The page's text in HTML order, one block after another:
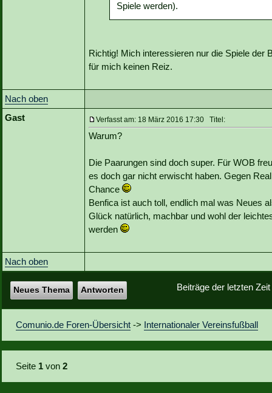
Spiele werden).
Richtig! Mich interessieren nur die Spiele der
für mich keinen Reiz.
Nach oben
Gast
Verfasst am: 18 März 2016 17:30 Titel:
Warum?
Die Paarungen sind doch super. Für WOB
es doch gar nicht erwischt haben. Gegen
Chance
Benfica ist auch toll, endlich mal was Neues
Glück natürlich, machbar und wohl der
werden
Nach oben
Beiträge der letzten
Neues Thema Antworten
Comunio.de Foren-Übersicht -> Internationaler Vereinsfußball
Seite 1 von2